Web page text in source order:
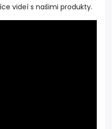
videí s našimi produkty.